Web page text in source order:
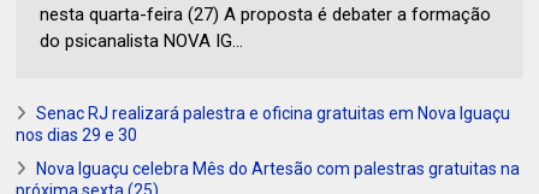
nesta quarta-feira (27) A proposta é debater a formação
do psicanalista NOVA IG...
Senac RJ realizará palestra e oficina gratuitas em Nova Iguaçu
nos dias 29 e 30
Nova Iguaçu celebra Mês do Artesão com palestras gratuitas na